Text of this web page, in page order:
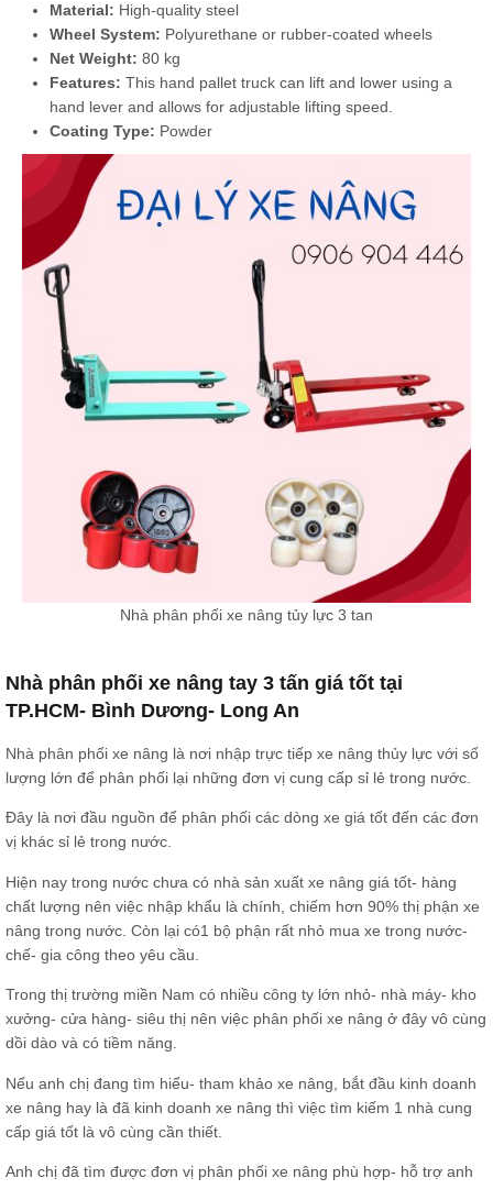
Material: High-quality steel
Wheel System: Polyurethane or rubber-coated wheels
Net Weight: 80 kg
Features: This hand pallet truck can lift and lower using a
hand lever and allows for adjustable lifting speed.
Coating Type: Powder
Nhà phân phối xe nâng tủy lực 3 tan
Nhà phân phối xe nâng tay 3 tấn giá tốt tại
TP.HCM- Bình Dương- Long An
Nhà phân phối xe nâng là nơi nhập trực tiếp xe nâng thủy lực với số
lượng lớn để phân phối lại những đơn vị cung cấp sỉ lẻ trong nước.
Đây là nơi đầu nguồn để phân phối các dòng xe giá tốt đến các đơn
vị khác sỉ lẻ trong nước.
Hiện nay trong nước chưa có nhà sản xuất xe nâng giá tốt- hàng
chất lượng nên việc nhập khẩu là chính, chiếm hơn 90% thị phận xe
nâng trong nước. Còn lại có1 bộ phận rất nhỏ mua xe trong nước-
chế- gia công theo yêu cầu.
Trong thị trường miền Nam có nhiều công ty lớn nhỏ- nhà máy- kho
xưởng- cửa hàng- siêu thị nên việc phân phối xe nâng ở đây vô cùng
dồi dào và có tiềm năng.
Nếu anh chị đang tìm hiểu- tham khảo xe nâng, bắt đầu kinh doanh
xe nâng hay là đã kinh doanh xe nâng thì việc tìm kiếm 1 nhà cung
cấp giá tốt là vô cùng cần thiết.
Anh chị đã tìm được đơn vị phân phối xe nâng phù hợp- hỗ trợ anh